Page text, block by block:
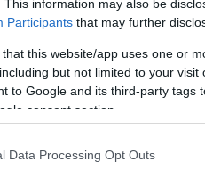
This information may also be
Participants that may further
that this website/app uses one or
but not limited to your
to Google and its third-party tags
consent section.
Data Processing Opt Outs
ich technické parametre a
produktovom portfóliu
solárne strešné okná,
vďaka novému zaskleniu
ovládanie sa tak stáva